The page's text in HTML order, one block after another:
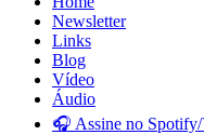
Newsletter
Links
Blog
Vídeo
Áudio
🎧 Assine no